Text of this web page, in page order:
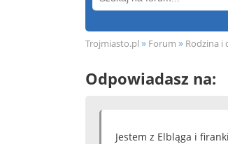
Trojmiasto.pl » Forum » Rodzina i
Odpowiadasz na:
Jestem z Elbląga i